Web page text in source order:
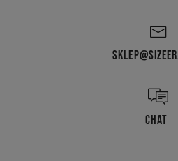
CHAT